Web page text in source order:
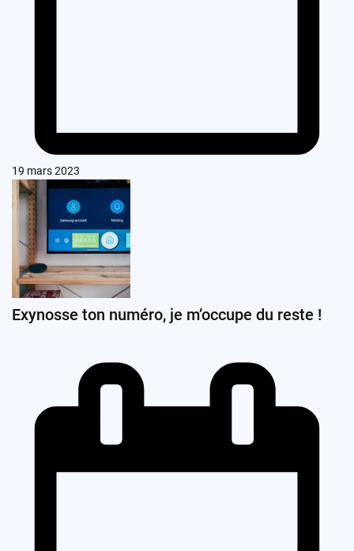
19 mars 2023
Exynosse ton numéro, je m’occupe du reste !